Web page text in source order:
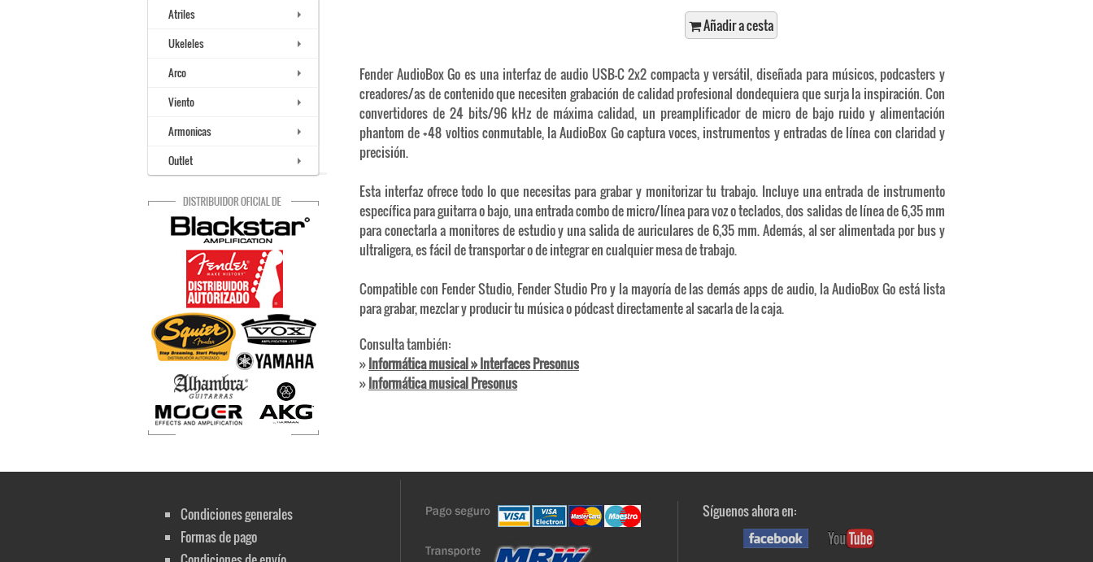
Atriles
Ukeleles
Arco
Viento
Armonicas
Outlet
Añadir a cesta
Fender AudioBox Go es una interfaz de audio USB-C 2x2 compacta y versátil, diseñada para músicos, podcasters y
creadores/as de contenido que necesiten grabación de calidad profesional dondequiera que surja la inspiración. Con
convertidores de 24 bits/96 kHz de máxima calidad, un preamplificador de micro de bajo ruido y alimentación
phantom de +48 voltios conmutable, la AudioBox Go captura voces, instrumentos y entradas de línea con claridad y
precisión.
Esta interfaz ofrece todo lo que necesitas para grabar y monitorizar tu trabajo. Incluye una entrada de instrumento
específica para guitarra o bajo, una entrada combo de micro/línea para voz o teclados, dos salidas de línea de 6,35 mm
para conectarla a monitores de estudio y una salida de auriculares de 6,35 mm. Además, al ser alimentada por bus y
ultraligera, es fácil de transportar o de integrar en cualquier mesa de trabajo.
Compatible con Fender Studio, Fender Studio Pro y la mayoría de las demás apps de audio, la AudioBox Go está lista
para grabar, mezclar y producir tu música o pódcast directamente al sacarla de la caja.
Consulta también:
»Informática musical » Interfaces Presonus
»Informática musical Presonus
Condiciones generales
Formas de pago
Síguenos ahora en: